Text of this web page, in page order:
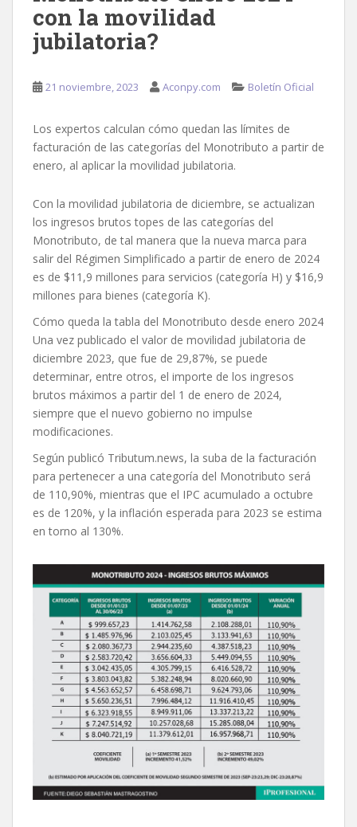
con la movilidad
jubilatoria?
21 noviembre, 2023 Aconpy.com Boletín Oficial
Los expertos calculan cómo quedan las límites de
facturación de las categorías del Monotributo a partir de
enero, al aplicar la movilidad jubilatoria.
Con la movilidad jubilatoria de diciembre, se actualizan
los ingresos brutos topes de las categorías del
Monotributo, de tal manera que la nueva marca para
salir del Régimen Simplificado a partir de enero de 2024
es de $11,9 millones para servicios (categoría H) y $16,9
millones para bienes (categoría K).
Cómo queda la tabla del Monotributo desde enero 2024
Una vez publicado el valor de movilidad jubilatoria de
diciembre 2023, que fue de 29,87%, se puede
determinar, entre otros, el importe de los ingresos
brutos máximos a partir del 1 de enero de 2024,
siempre que el nuevo gobierno no impulse
modificaciones.
Según publicó Tributum.news, la suba de la facturación
para pertenecer a una categoría del Monotributo será
de 110,90%, mientras que el IPC acumulado a octubre
es de 120%, y la inflación esperada para 2023 se estima
en torno al 130%.